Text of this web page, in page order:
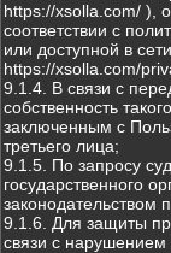
https://xsolla.com/ ),
соответствии с
или доступной в
https://xsolla.com/
9.1.4. В связи с
собственность
заключенным с
третьего лица;
9.1.5. По запросу
государственного
законодательством
9.1.6. Для защиты
связи с нарушением